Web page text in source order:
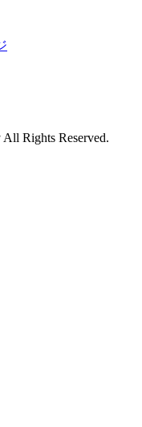
Rights Reserved.